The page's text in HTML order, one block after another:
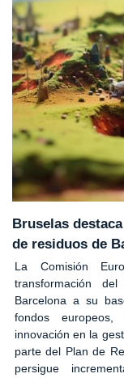
Bruselas
de residuos de
La Comisión
transformación
Barcelona a su
fondos
innovación en la
parte del Plan de
persigue